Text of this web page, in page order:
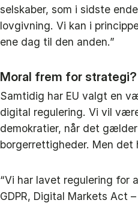
selskaber, som i sidste
lovgivning. Vi kan i
ene dag til den anden.”
Moral frem for strategi?
Samtidig har EU valgt en
digital regulering. Vi vil
demokratier, når det
borgerrettigheder. Men det
“Vi har lavet regulering for
GDPR, Digital Markets Act